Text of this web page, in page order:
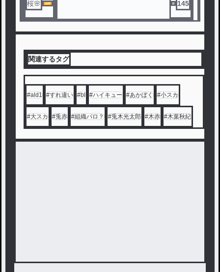
桜🌸 145
関連するタグ
#ald1 #すれ違い #bl #ハイキュー #あかぼく #小スカ
#大スカ #兎赤 #組織パロ？ #兎木光太郎 #木赤 #木葉秋紀